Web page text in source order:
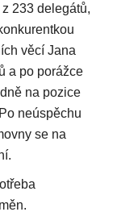
233 delegátů,
věcí Jana
a po porážce
na pozice
neúspěchu
se na